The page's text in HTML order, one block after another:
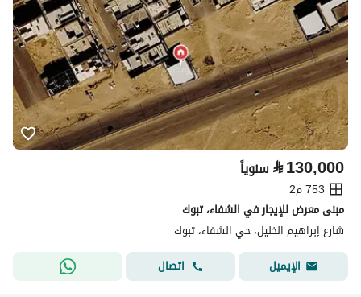
⃁130,000 سنوياً
753 م2
مبنى معرض للإيجار في الشفاء، تبوك
شارع إبراهيم الخليل، حي الشفاء، تبوك
الإيميل
اتصال